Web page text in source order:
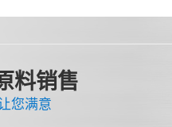
料销售
您满意